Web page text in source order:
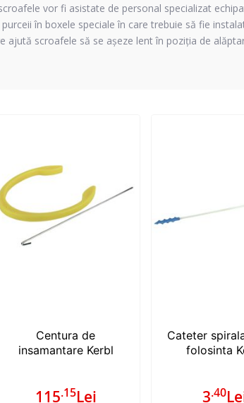
vor fi asistate de personal specializat
în boxele speciale în care trebuie să fie
scroafele să se așeze lent în poziția de
Centura de
insamantare Kerbl
115.15Lei
Cateter
folosinta
3.40